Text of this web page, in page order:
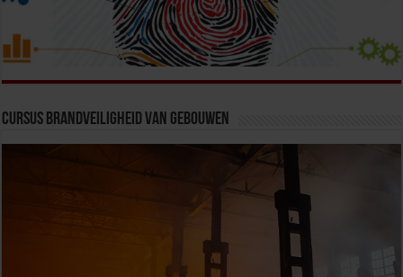
Cursus Brandveiligheid van Gebouwen